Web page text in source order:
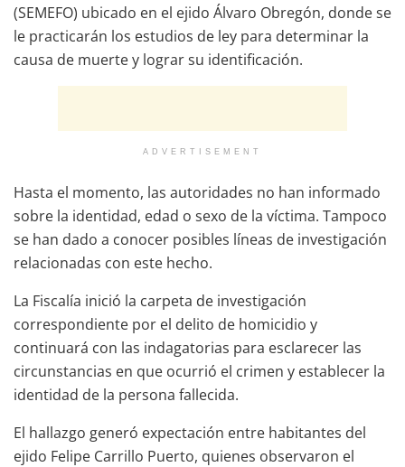
(SEMEFO) ubicado en el ejido Álvaro Obregón, donde se
le practicarán los estudios de ley para determinar la
causa de muerte y lograr su identificación.
ADVERTISEMENT
Hasta el momento, las autoridades no han informado
sobre la identidad, edad o sexo de la víctima. Tampoco
se han dado a conocer posibles líneas de investigación
relacionadas con este hecho.
La Fiscalía inició la carpeta de investigación
correspondiente por el delito de homicidio y
continuará con las indagatorias para esclarecer las
circunstancias en que ocurrió el crimen y establecer la
identidad de la persona fallecida.
El hallazgo generó expectación entre habitantes del
ejido Felipe Carrillo Puerto, quienes observaron el